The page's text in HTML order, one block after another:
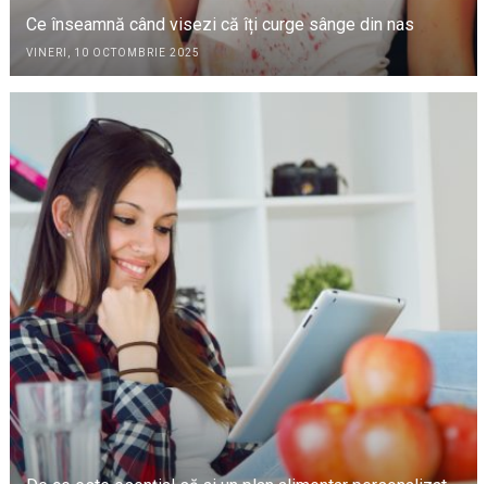
Ce înseamnă când visezi că îți curge sânge din nas
VINERI, 10 OCTOMBRIE 2025